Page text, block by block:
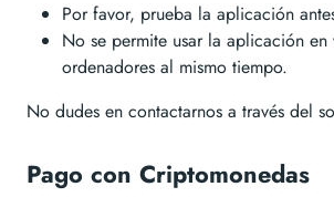
Por favor, prueba la aplicación
No se permite usar la aplicación en
ordenadores al mismo tiempo.
No dudes en contactarnos a través del
Pago con Criptomonedas